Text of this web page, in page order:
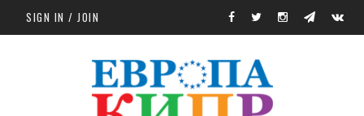
Skip to main content
SIGN IN / JOIN